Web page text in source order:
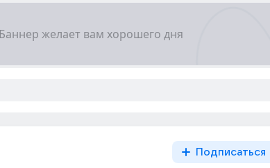
Подписаться